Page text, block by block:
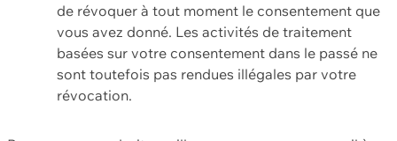
de révoquer à tout moment le consentement que
vous avez donné. Les activités de traitement
basées sur votre consentement dans le passé ne
sont toutefois pas rendues illégales par votre
révocation.